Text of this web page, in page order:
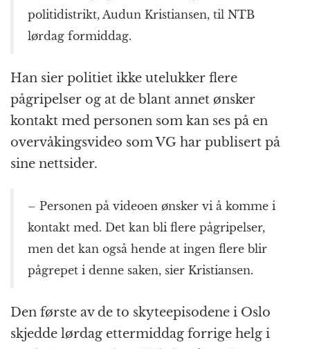
politidistrikt, Audun Kristiansen, til NTB
lørdag formiddag.
Han sier politiet ikke utelukker flere
pågripelser og at de blant annet ønsker
kontakt med personen som kan ses på en
overvåkingsvideo som VG har publisert på
sine nettsider.
– Personen på videoen ønsker vi å komme i
kontakt med. Det kan bli flere pågripelser,
men det kan også hende at ingen flere blir
pågrepet i denne saken, sier Kristiansen.
Den første av de to skyteepisodene i Oslo
skjedde lørdag ettermiddag forrige helg i